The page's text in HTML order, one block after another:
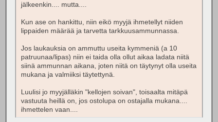
jälkeenkin.... mutta....
Kun ase on hankittu, niin eikö myyjä ihmetellyt niiden
lippaiden määrää ja tarvetta tarkkuusammunnassa.
Jos laukauksia on ammuttu useita kymmeniä (a 10
patruunaa/lipas) niin ei taida olla ollut aikaa ladata niitä
siinä ammunnan aikana, joten niitä on täytynyt olla useita
mukana ja valmiiksi täytettynä.
Luulisi jo myyjälläkin "kellojen soivan", toisaalta mitäpä
vastuuta heillä on, jos ostolupa on ostajalla mukana....
ihmettelen vaan....